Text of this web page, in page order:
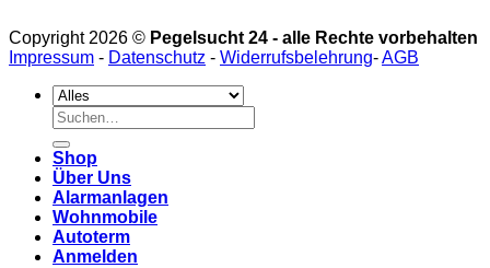
Copyright 2026 © Pegelsucht 24 - alle Rechte vorbehalten
Impressum - Datenschutz - Widerrufsbelehrung-AGB
Suchen
nach:
Shop
Über Uns
Alarmanlagen
Wohnmobile
Autoterm
Anmelden